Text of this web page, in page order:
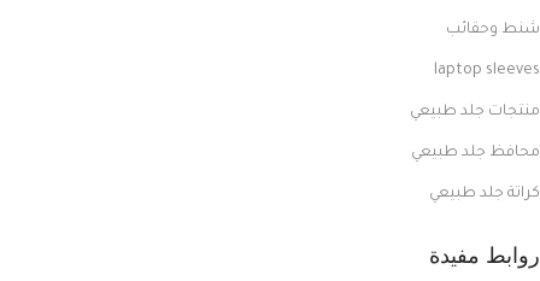
شنط وحقائب
laptop sleeves
منتجات جلد طبيعي
محافظ جلد طبيعي
كراتة جلد طبيعي
روابط مفيدة